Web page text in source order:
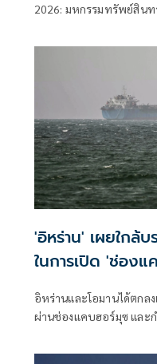
2026: มหกรรมทรัพย์สิน
กองทุน ววน. เพิ่มคุณค่างา
'อิหร่าน' เผยใกล้
ในการเปิด 'ช่อง
อิหร่านและโอมานได้ตกล
ผ่านช่องแคบฮอร์มุซ และ
กล่าวเมื่อวันพุธที่ผ่านมา